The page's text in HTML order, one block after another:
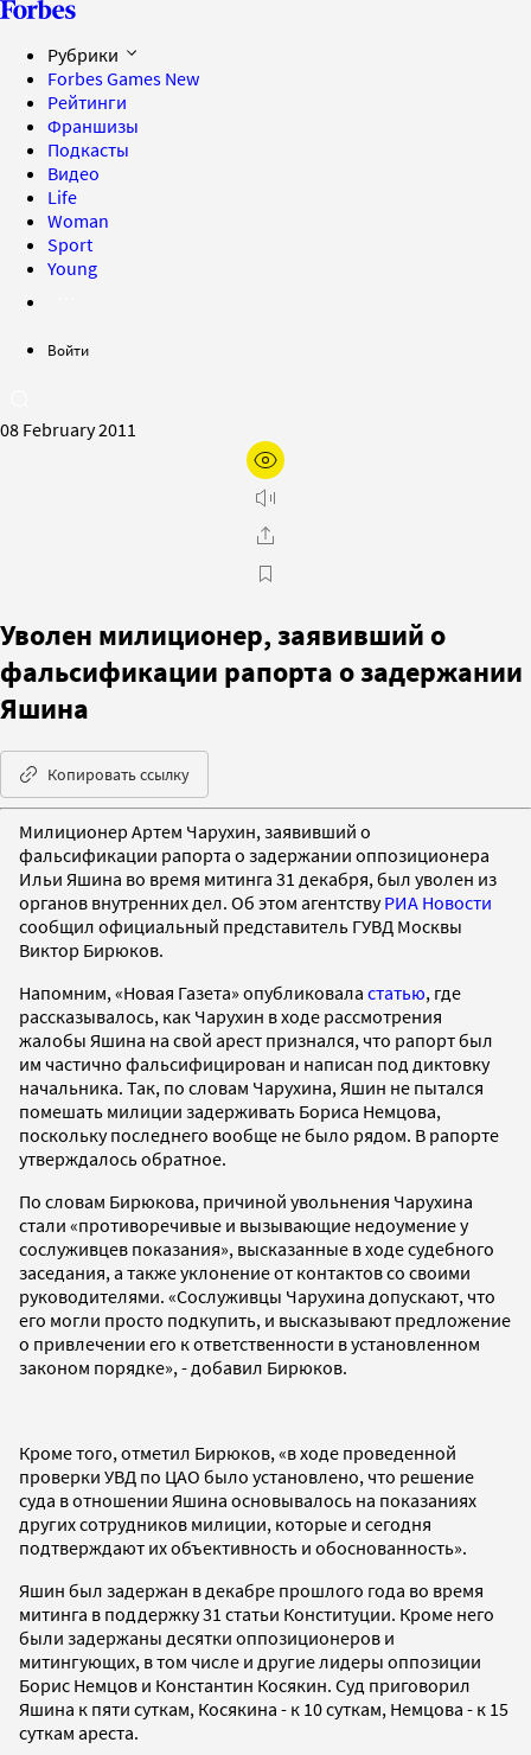
Рубрики
Forbes Games New
Рейтинги
Франшизы
Подкасты
Видео
Life
Woman
Sport
Young
Войти
08 February 2011
Уволен милиционер, заявивший о
фальсификации рапорта о задержании
Яшина
Копировать ссылку
Милиционер Артем Чарухин, заявивший о
фальсификации рапорта о задержании оппозиционера
Ильи Яшина во время митинга 31 декабря, был уволен из
органов внутренних дел. Об этом агентствуРИА Новости
сообщил официальный представитель ГУВД Москвы
Виктор Бирюков.
Напомним, «Новая Газета» опубликовала статью, где
рассказывалось, как Чарухин в ходе рассмотрения
жалобы Яшина на свой арест признался, что рапорт был
им частично фальсифицирован и написан под диктовку
начальника. Так, по словам Чарухина, Яшин не пытался
помешать милиции задерживать Бориса Немцова,
поскольку последнего вообще не было рядом. В рапорте
утверждалось обратное.
По словам Бирюкова, причиной увольнения Чарухина
стали «противоречивые и вызывающие недоумение у
сослуживцев показания», высказанные в ходе судебного
заседания, а также уклонение от контактов со своими
руководителями. «Сослуживцы Чарухина допускают, что
его могли просто подкупить, и высказывают предложение
о привлечении его к ответственности в установленном
законом порядке», - добавил Бирюков.
Кроме того, отметил Бирюков, «в ходе проведенной
проверки УВД по ЦАО было установлено, что решение
суда в отношении Яшина основывалось на показаниях
других сотрудников милиции, которые и сегодня
подтверждают их объективность и обоснованность».
Яшин был задержан в декабре прошлого года во время
митинга в поддержку 31 статьи Конституции. Кроме него
были задержаны десятки оппозиционеров и
митингующих, в том числе и другие лидеры оппозиции
Борис Немцов и Константин Косякин. Суд приговорил
Яшина к пяти суткам, Косякина - к 10 суткам, Немцова - к 15
суткам ареста.